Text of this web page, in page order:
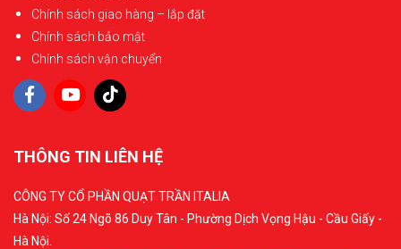
Chính sách giao hàng – lắp đặt
Chính sách bảo mật
Chính sách vận chuyển
THÔNG TIN LIÊN HỆ
CÔNG TY CỔ PHẦN QUẠT TRẦN ITALIA
Hà Nội: Số 24 Ngõ 86 Duy Tân - Phường Dịch Vọng Hậu - Cầu Giấy -
Hà Nội.